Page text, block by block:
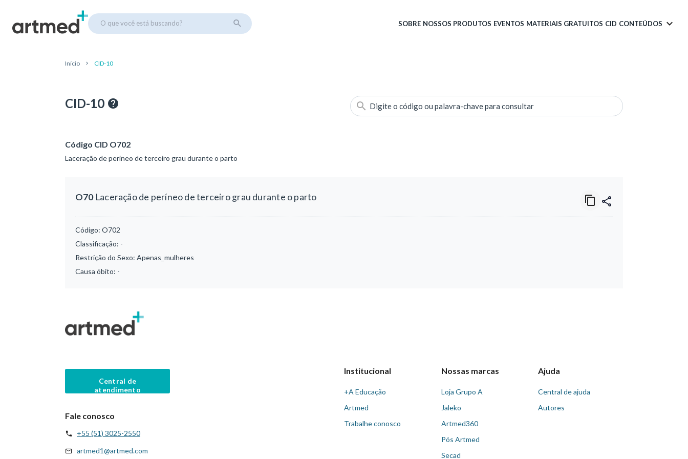
O que você está buscando? SOBRE NOSSOS PRODUTOS EVENTOS MATERIAIS GRATUITOS CID CONTEÚDOS
Início CID-10
CID-10 Digite o código ou palavra-chave para consultar
Código CID O702
Laceração de períneo de terceiro grau durante o parto
O70Laceração de períneo de terceiro grau durante o parto
Código: O702
Classificação: -
Restrição do Sexo: Apenas_mulheres
Causa óbito: -
Central de
atendimento
Fale conosco
+55 (51) 3025-2550
artmed1@artmed.com
Institucional
+A Educação
Artmed
Trabalhe conosco
Nossas marcas
Loja Grupo A
Jaleko
Artmed360
Pós Artmed
Secad
Ajuda
Central de ajuda
Autores